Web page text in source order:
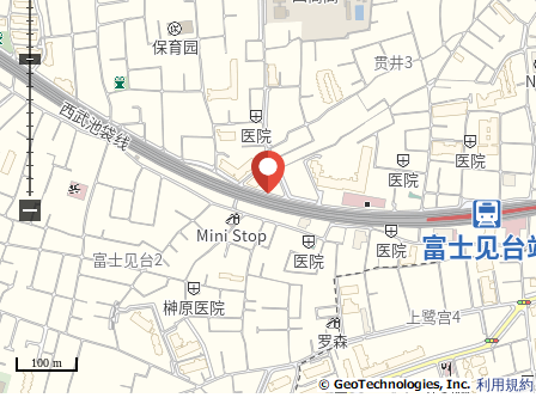
约12张塌塌米LDK
0 开放感觉某一个屋顶有阳台
屋顶阳台面积：10.44平米
○ 楼下也为共用部分在有小的孩子的家庭放心
○ 有防盗门
■装修翻新工程内容(2026年7月完毕)
0组合厨房交换
0整体卫浴交换
0盥洗台交换
0厕所更换
0防水洗衣机底座
0专有小组内部供排水管一部分交换
0Cross换新
利用規約
100 m
−